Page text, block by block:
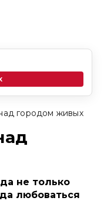
городом живых
не только
любоваться